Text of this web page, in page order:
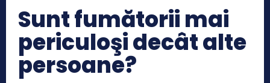
Sunt fumătorii mai
periculoşi decât alte
persoane?